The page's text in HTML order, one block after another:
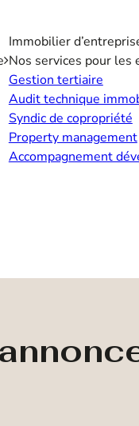
Immobilier
Nos services pour les
Gestion tertiaire
Audit technique
Syndic de copropriété
Property management
Accompagnement